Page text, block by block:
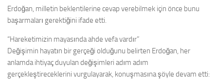
Erdoğan, milletin beklentilerine cevap verebilmek için önce bunu
başarmaları gerektiğini ifade etti.
“Hareketimizin mayasında ahde vefa vardır”
Değişimin hayatın bir gerçeği olduğunu belirten Erdoğan, her
anlamda ihtiyaç duyulan değişimleri adım adım
gerçekleştireceklerini vurgulayarak, konuşmasına şöyle devam etti: